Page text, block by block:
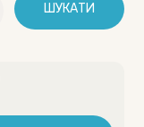
ШУКАТИ